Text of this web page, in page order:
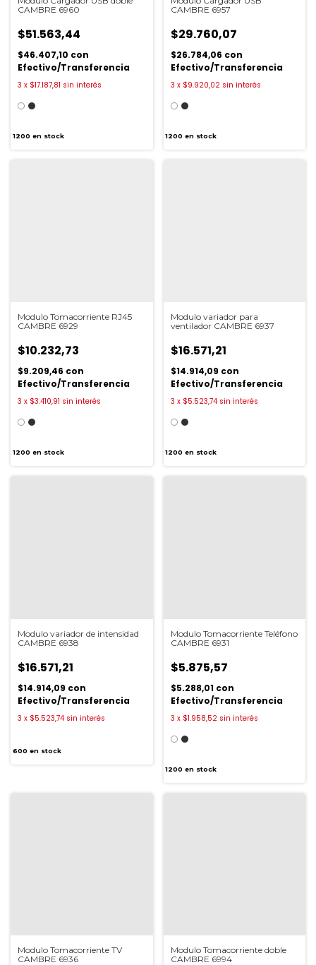
CAMBRE 6960
$51.563,44
$46.407,10 con
Efectivo/Transferencia
3 x $17.187,81 sin interés
1200 en stock
CAMBRE 6957
$29.760,07
$26.784,06 con
Efectivo/Transferencia
3 x $9.920,02 sin interés
1200 en stock
Modulo Tomacorriente RJ45
CAMBRE 6929
$10.232,73
$9.209,46 con
Efectivo/Transferencia
3 x $3.410,91 sin interés
1200 en stock
Modulo variador para
ventilador CAMBRE 6937
$16.571,21
$14.914,09 con
Efectivo/Transferencia
3 x $5.523,74 sin interés
1200 en stock
Modulo variador de intensidad
CAMBRE 6938
$16.571,21
$14.914,09 con
Efectivo/Transferencia
3 x $5.523,74 sin interés
600 en stock
Modulo Tomacorriente Teléfono
CAMBRE 6931
$5.875,57
$5.288,01 con
Efectivo/Transferencia
3 x $1.958,52 sin interés
1200 en stock
Modulo Tomacorriente TV
CAMBRE 6936
Modulo Tomacorriente doble
CAMBRE 6994